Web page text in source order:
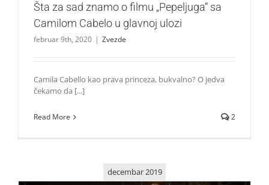
Šta za sad znamo o filmu „Pepeljuga“ sa
Camilom Cabelo u glavnoj ulozi
februar 9th, 2020 | Zvezde
Camila Cabello kao prava princeza, bukvalno? O jedva
čekamo da [...]
Read More 2
decembar 2019